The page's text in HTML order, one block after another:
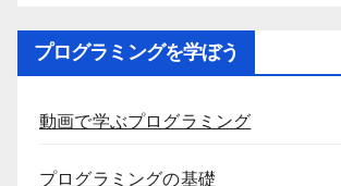
プログラミングを学ぼう
動画で学ぶプログラミング
プログラミングの基礎